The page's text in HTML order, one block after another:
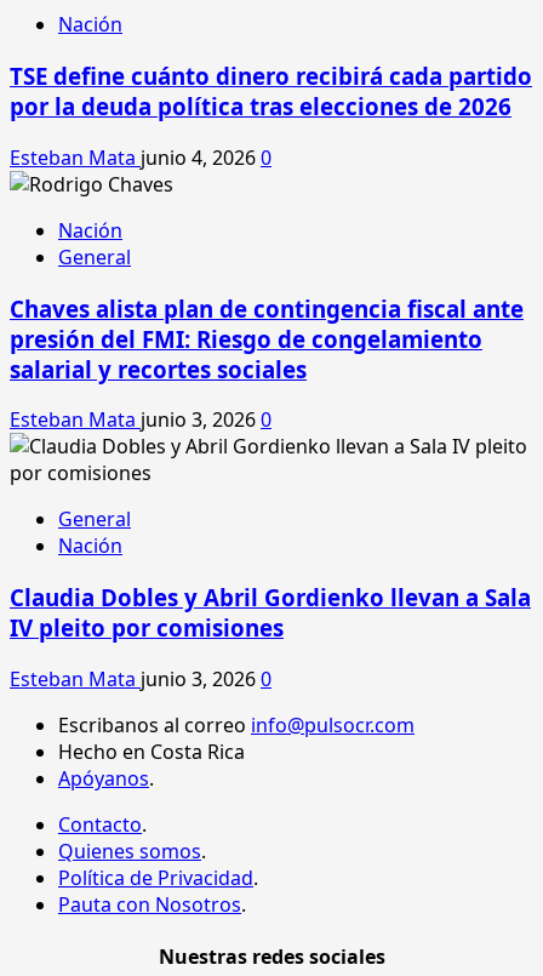
Nación
TSE define cuánto dinero recibirá cada partido
por la deuda política tras elecciones de 2026
Esteban Mata junio 4, 20260
Nación
General
Chaves alista plan de contingencia fiscal ante
presión del FMI: Riesgo de congelamiento
salarial y recortes sociales
Esteban Mata junio 3, 20260
General
Nación
Claudia Dobles y Abril Gordienko llevan a Sala
IV pleito por comisiones
Esteban Mata junio 3, 20260
Escribanos al correo info@pulsocr.com
Hecho en Costa Rica
Apóyanos.
Contacto.
Quienes somos.
Política de Privacidad.
Pauta con Nosotros.
Nuestras redes sociales